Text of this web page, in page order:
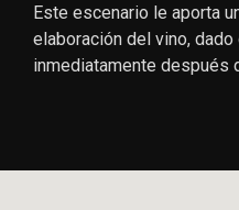
Este escenario le aporta
elaboración del vino,
inmediatamente después